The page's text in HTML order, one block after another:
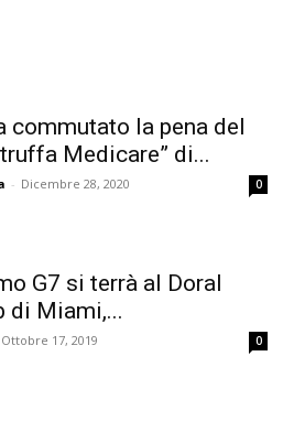
commutato la pena del
Medicare” di...
- Dicembre 28, 2020 0
G7 si terrà al Doral
di Miami,...
Ottobre 17, 2019 0